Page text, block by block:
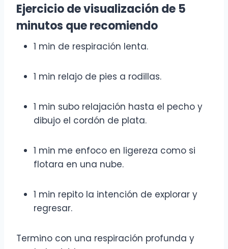
Ejercicio de visualización de 5
minutos que recomiendo
1 min de respiración lenta.
1 min relajo de pies a rodillas.
1 min subo relajación hasta el pecho y
dibujo el cordón de plata.
1 min me enfoco en ligereza como si
flotara en una nube.
1 min repito la intención de explorar y
regresar.
Termino con una respiración profunda y